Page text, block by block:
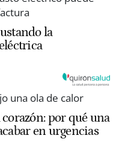
la
por qué una
en urgencias